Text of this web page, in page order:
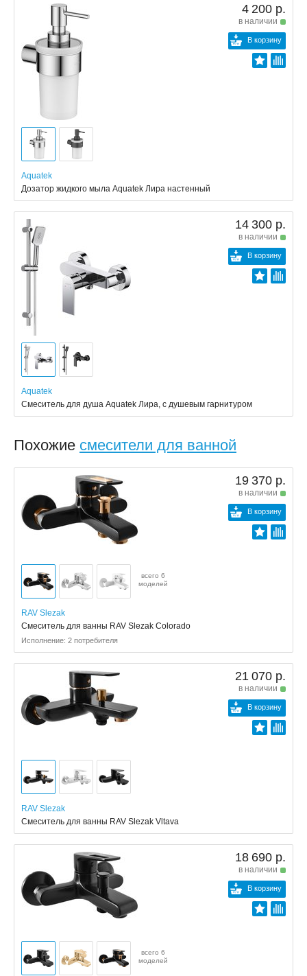
4 200 р.
в наличии
В корзину
Aquatek
Дозатор жидкого мыла Aquatek Лира настенный
14 300 р.
в наличии
В корзину
Aquatek
Смеситель для душа Aquatek Лира, с душевым гарнитуром
Похожие смесители для ванной
19 370 р.
в наличии
В корзину
всего 6
моделей
RAV Slezak
Смеситель для ванны RAV Slezak Colorado
Исполнение: 2 потребителя
21 070 р.
в наличии
В корзину
RAV Slezak
Смеситель для ванны RAV Slezak Vltava
18 690 р.
в наличии
В корзину
всего 6
моделей